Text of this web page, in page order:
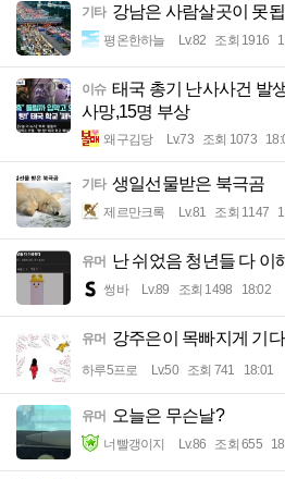
기타 강남은 사람살곳이 못
평온한하늘 Lv.82 조회 1916
이슈 태국 총기 난사사건 발
사망,15명 부상
왜구김당 Lv.73 조회 1073
기타 생일선물받은 북극곰
제르만크록 Lv.81 조회 1147
유머 난 쉬었음 청년들 다 이
썽바 Lv.89 조회 1498 18:02
유머 강주은이 목빠지게 기
하루5프로 Lv.50 조회 741 18:01
유머 오늘은 무슨날?
너빨갱이지 Lv.86 조회 655